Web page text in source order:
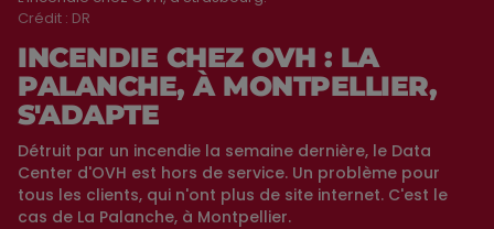
Crédit : DR
INCENDIE CHEZ OVH : LA
PALANCHE, À MONTPELLIER,
S'ADAPTE
Détruit par un incendie la semaine dernière, le Data
Center d'OVH est hors de service. Un problème pour
tous les clients, qui n'ont plus de site internet. C'est le
cas de La Palanche, à Montpellier.